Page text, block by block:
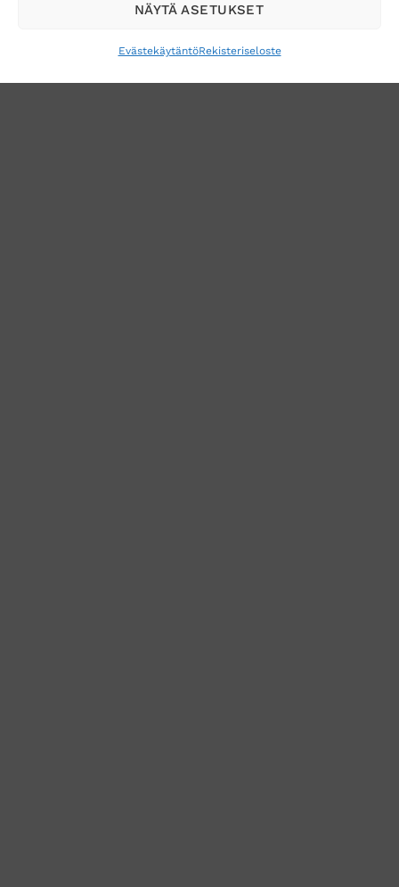
NÄYTÄ ASETUKSET
EvästekäytäntöRekisteriseloste